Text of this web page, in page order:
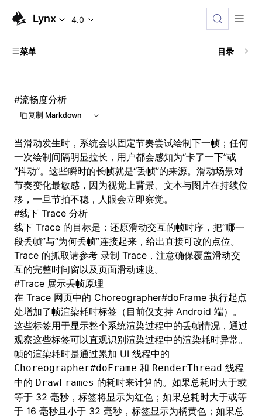
Lynx 4.0
菜单 目录
#流畅度分析
复制 Markdown
当滑动发生时，系统会以固定节奏尝试绘制下一帧；任何
一次绘制间隔明显拉长，用户都会感知为“卡了一下”或
“抖动”。这些瞬时的长帧就是“丢帧”的来源。滑动场景对
节奏变化最敏感，因为视觉上背景、文本与图片在持续位
移，一旦节拍不稳，人眼会立即察觉。
#线下 Trace 分析
线下 Trace 的目标是：还原滑动交互的帧时序，把“哪一
段丢帧”与“为何丢帧”连接起来，给出直接可改的点位。
Trace 的抓取请参考 录制 Trace ，注意确保覆盖滑动交
互的完整时间窗以及页面滑动速度。
#Trace 展示丢帧原理
在 Trace 网页中的 Choreographer#doFrame 执行起点
处增加了帧渲染耗时标签（目前仅支持 Android 端）。
这些标签用于显示整个系统渲染过程中的丢帧情况，通过
观察这些标签可以直观识别渲染过程中的渲染耗时异常。
帧的渲染耗时是通过累加 UI 线程中的
Choreographer#doFrame 和 RenderThread 线程
中的 DrawFrames 的耗时来计算的。如果总耗时大于或
等于 32 毫秒，标签将显示为红色；如果总耗时大于或等
于 16 毫秒且小于 32 毫秒，标签显示为橘黄色；如果总